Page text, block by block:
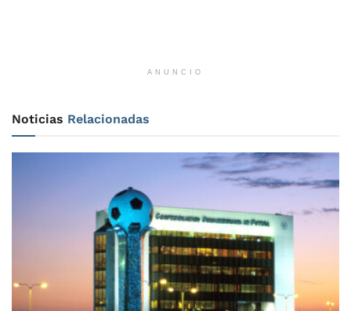
ANUNCIO
Noticias Relacionadas